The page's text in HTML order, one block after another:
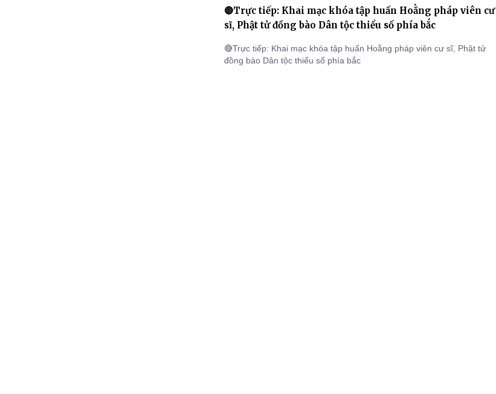
🔴Trực tiếp: Khai mạc khóa tập huấn Hoằng pháp viên cư
sĩ, Phật tử đồng bào Dân tộc thiểu số phía bắc
🔴Trực tiếp: Khai mạc khóa tập huấn Hoằng pháp viên cư sĩ, Phật tử
đồng bào Dân tộc thiểu số phía bắc